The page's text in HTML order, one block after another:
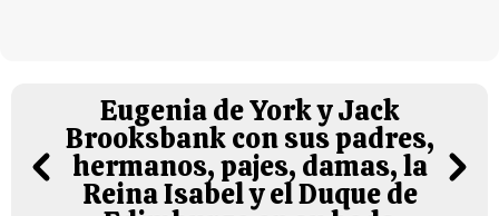
Eugenia de York y Jack
Brooksbank con sus padres,
hermanos, pajes, damas, la
Reina Isabel y el Duque de